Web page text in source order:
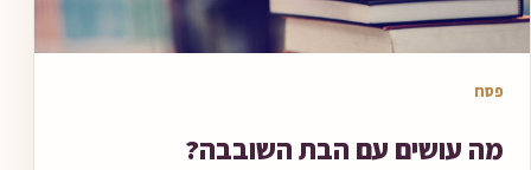
פסח
מה עושים עם הבת השובבה?